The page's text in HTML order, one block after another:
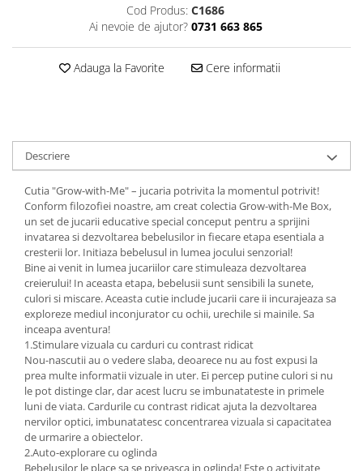
Cod Produs: C1686
Ai nevoie de ajutor? 0731 663 865
Adauga la Favorite Cere informatii
Descriere
Cutia "Grow-with-Me" – jucaria potrivita la momentul potrivit!
Conform filozofiei noastre, am creat colectia Grow-with-Me Box,
un set de jucarii educative special conceput pentru a sprijini
invatarea si dezvoltarea bebelusilor in fiecare etapa esentiala a
cresterii lor. Initiaza bebelusul in lumea jocului senzorial!
Bine ai venit in lumea jucariilor care stimuleaza dezvoltarea
creierului! In aceasta etapa, bebelusii sunt sensibili la sunete,
culori si miscare. Aceasta cutie include jucarii care ii incurajeaza sa
exploreze mediul inconjurator cu ochii, urechile si mainile. Sa
inceapa aventura!
1.Stimulare vizuala cu carduri cu contrast ridicat
Nou-nascutii au o vedere slaba, deoarece nu au fost expusi la
prea multe informatii vizuale in uter. Ei percep putine culori si nu
le pot distinge clar, dar acest lucru se imbunatateste in primele
luni de viata. Cardurile cu contrast ridicat ajuta la dezvoltarea
nervilor optici, imbunatatesc concentrarea vizuala si capacitatea
de urmarire a obiectelor.
2.Auto-explorare cu oglinda
Bebelusilor le place sa se priveasca in oglinda! Este o activitate